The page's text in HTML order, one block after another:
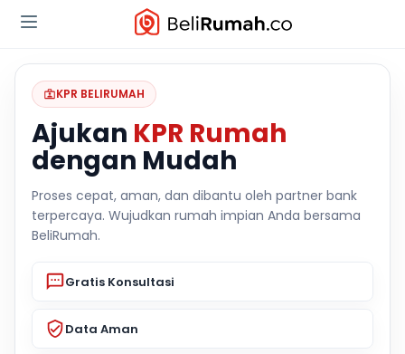
KPR BELIRUMAH
Ajukan KPR Rumah
dengan Mudah
Proses cepat, aman, dan dibantu oleh partner bank
terpercaya. Wujudkan rumah impian Anda bersama
BeliRumah.
Gratis Konsultasi
Data Aman